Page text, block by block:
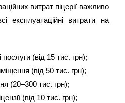
витрат піцерії важливо
експлуатаційні витрати на
(від 15 тис. грн);
(від 50 тис. грн);
(20–300 тис. грн);
(від 10 тис. грн);